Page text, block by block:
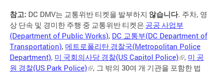
참고: DC DMV는 교통위반 티켓을 발부하지 않습니다. 주차, 영
상 단속 및 경미한 주행 중 교통위반 티켓은 공공 사업부
(Department of Public Works), DC 교통부(DC Department of
Transportation), 메트로폴리탄 경찰국(Metropolitan Police
Department), 미 국회의사당 경찰(US Capitol Police) , 미
공
원 경찰(US Park Police) , 그 밖의 30여 개 기관을 포함한 법